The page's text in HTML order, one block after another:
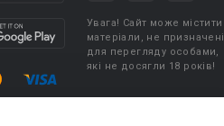
Увага! Сайт може містити
матеріали, не призначені
для перегляду особами,
які не досягли 18 років!